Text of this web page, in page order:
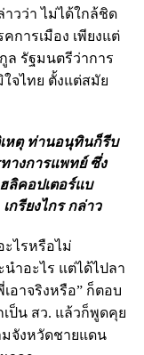
วว่า ไม่ได้ใกล้ชิด
การเมือง เพียงแต่
ล รัฐมนตรีว่าการ
จไทย ตั้งแต่สมัย
หตุ ท่านอนุทินก็รีบ
างการแพทย์ ซึ่ง
ลิคอปเตอร์แบ
กรียงไกร กล่าว
ไรหรือไม่
นำอะไร แต่ได้ไปลา
อาจริงหรือ” ก็ตอบ
เป็น สว. แล้วก็พูดคุย
จังหวัดชายแดน